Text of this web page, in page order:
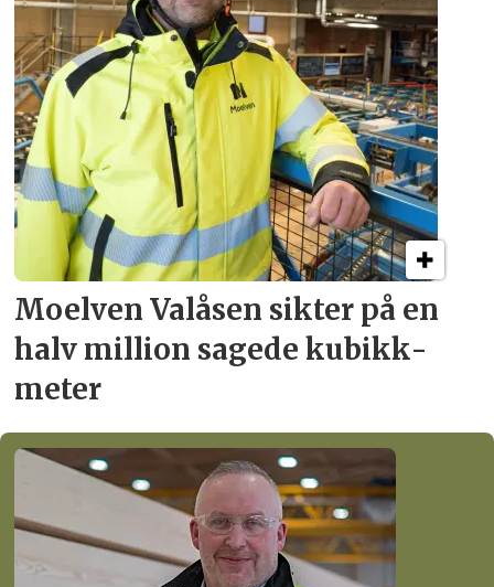
Moelven Valåsen sikter på en
halv million sagede kubikk­
meter